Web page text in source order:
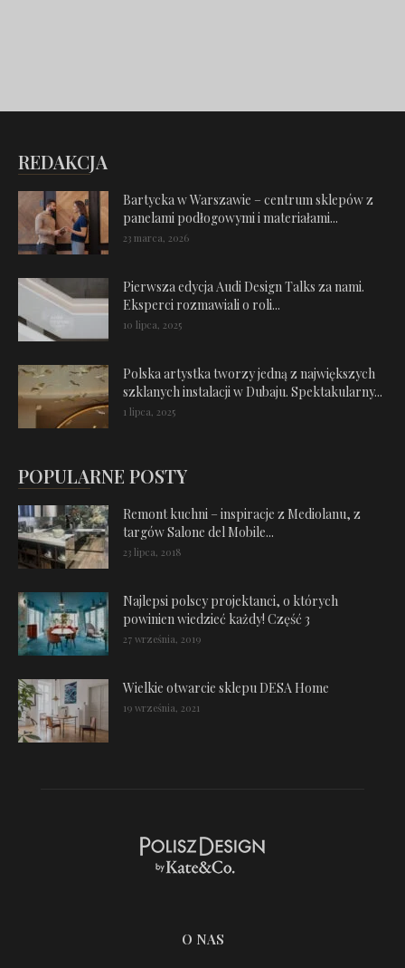
REDAKCJA
Bartycka w Warszawie – centrum sklepów z
panelami podłogowymi i materiałami...
23 marca, 2026
Pierwsza edycja Audi Design Talks za nami.
Eksperci rozmawiali o roli...
10 lipca, 2025
Polska artystka tworzy jedną z największych
szklanych instalacji w Dubaju. Spektakularny...
1 lipca, 2025
POPULARNE POSTY
Remont kuchni – inspiracje z Mediolanu, z
targów Salone del Mobile...
23 lipca, 2018
Najlepsi polscy projektanci, o których
powinien wiedzieć każdy! Część 3
27 września, 2019
Wielkie otwarcie sklepu DESA Home
19 września, 2021
O NAS